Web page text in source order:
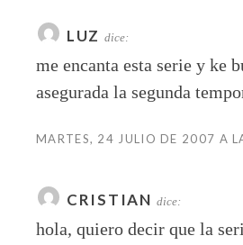
LUZ dice:
me encanta esta serie y ke
asegurada la segunda
MARTES, 24 JULIO DE 2007 A
CRISTIAN dice:
hola, quiero decir que la